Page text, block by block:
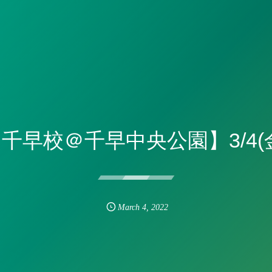
早校＠千早中央公園】3/4(
March 4 ,2022